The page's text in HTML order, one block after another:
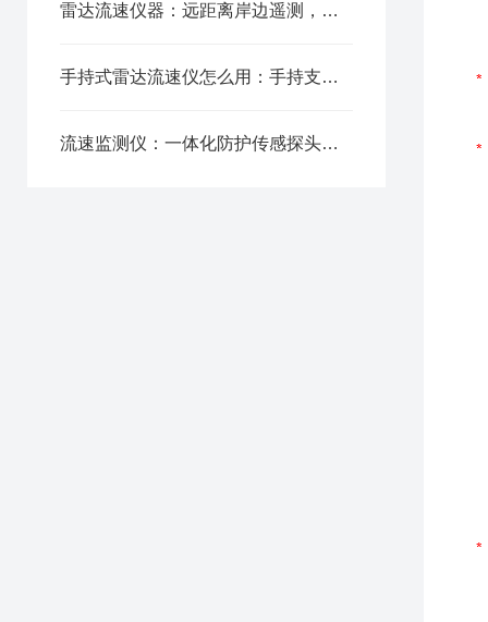
雷达流速仪器：远距离岸边遥测，不用涉水贴近水面，汛期暴涨洪水监测
手持式雷达流速仪怎么用：手持支架两用设计，灵活适配各类场景
流速监测仪：一体化防护传感探头，水下长期布设耐腐蚀